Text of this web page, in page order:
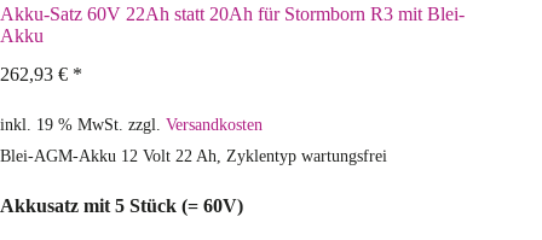
Akku-Satz 60V 22Ah statt 20Ah für Stormborn R3 mit Blei-
Akku
262,93 € *
inkl. 19 % MwSt. zzgl. Versandkosten
Blei-AGM-Akku 12 Volt 22 Ah, Zyklentyp wartungsfrei
Akkusatz mit 5 Stück (= 60V)